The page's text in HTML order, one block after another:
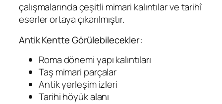
çalışmalarında çeşitli mimari kalıntılar ve tarihî
eserler ortaya çıkarılmıştır.
Antik Kentte Görülebilecekler:
Roma dönemi yapı kalıntıları
Taş mimari parçalar
Antik yerleşim izleri
Tarihi höyük alanı